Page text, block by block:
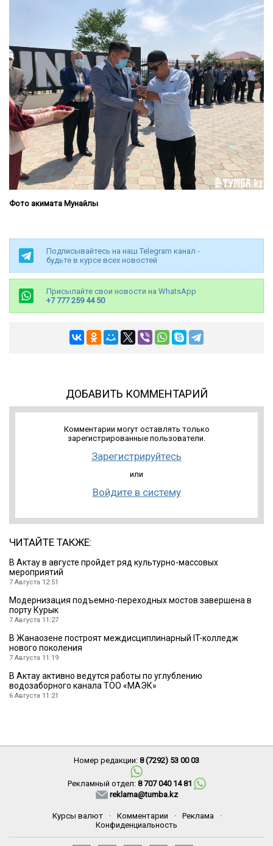
Фото акимата Мунайлы
Подписывайтесь на наш Telegram канал -
будьте в курсе всех новостей
Присылайте свои новости на WhatsApp
+7 777 259 44 50
ДОБАВИТЬ КОММЕНТАРИЙ
Комментарии могут оставлять только
зарегистрированные пользователи.
Зарегистрируйтесь
или
Войдите в систему
ЧИТАЙТЕ ТАКЖЕ:
В Актау в августе пройдет ряд культурно-массовых
мероприятий
7 Августа 12:51
Модернизация подъемно-переходных мостов завершена в
порту Курык
7 Августа 11:27
В Жанаозене построят междисциплинарный IT-колледж
нового поколения
7 Августа 11:19
В Актау активно ведутся работы по углублению
водозаборного канала ТОО «МАЭК»
6 Августа 11:21
Номер редакции: 8 (7292) 53 00 03
Рекламный отдел: 8 707 040 14 81
reklama@tumba.kz
Курсы валют · Комментарии · Реклама
·
Конфиденциальность